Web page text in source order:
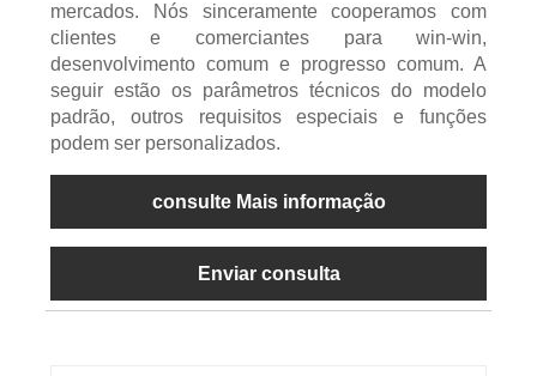
mercados. Nós sinceramente cooperamos com
clientes e comerciantes para win-win,
desenvolvimento comum e progresso comum. A
seguir estão os parâmetros técnicos do modelo
padrão, outros requisitos especiais e funções
podem ser personalizados.
consulte Mais informação
Enviar consulta